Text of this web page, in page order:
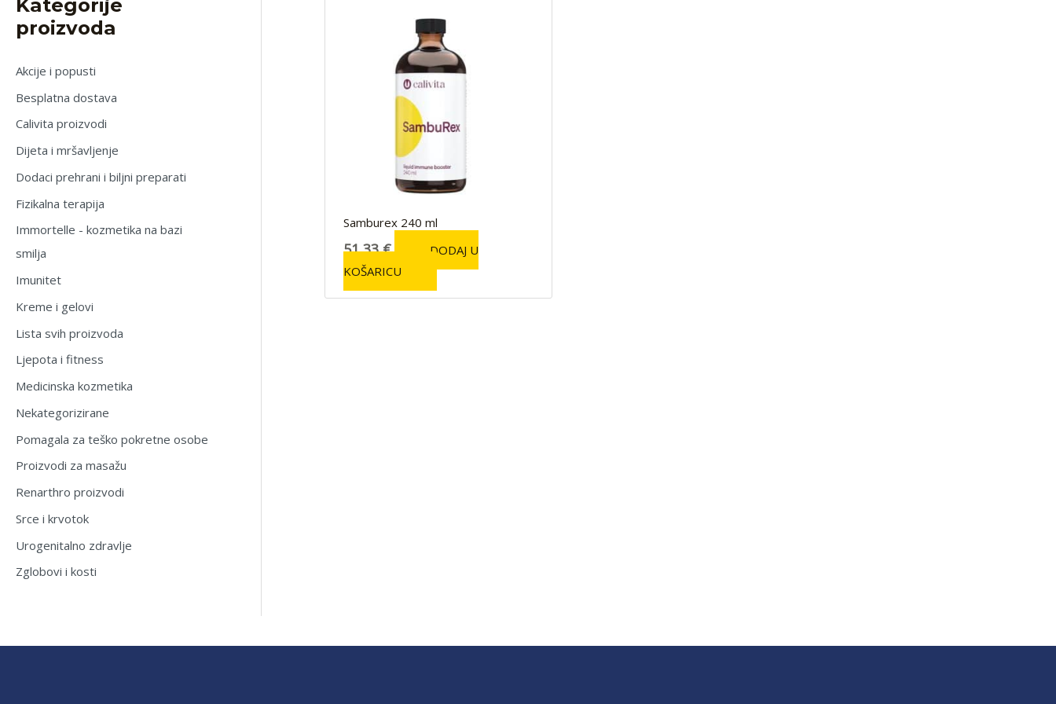
Kategorije
proizvoda
Akcije i popusti
Besplatna dostava
Calivita proizvodi
Dijeta i mršavljenje
Dodaci prehrani i biljni preparati
Fizikalna terapija
Immortelle - kozmetika na bazi
smilja
Imunitet
Kreme i gelovi
Lista svih proizvoda
Ljepota i fitness
Medicinska kozmetika
Nekategorizirane
Pomagala za teško pokretne osobe
Proizvodi za masažu
Renarthro proizvodi
Srce i krvotok
Urogenitalno zdravlje
Zglobovi i kosti
Samburex 240 ml
51,33€
DODAJ U
KOŠARICU